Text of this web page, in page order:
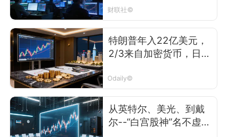
财联社©
特朗普年入22亿美元，
2/3来自加密货币，日均
Odaily©
从英特尔、美光、到戴
尔--“白宫股神”名不虚